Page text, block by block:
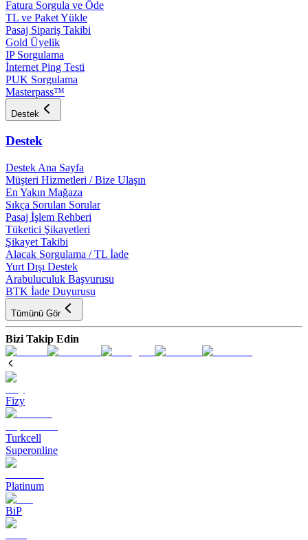
Fatura Sorgula ve Öde
TL ve Paket Yükle
Pasaj Sipariş Takibi
Gold Üyelik
IP Sorgulama
İnternet Ping Testi
PUK Sorgulama
Masterpass™
Destek
Destek
Destek Ana Sayfa
Müşteri Hizmetleri / Bize Ulaşın
En Yakın Mağaza
Sıkça Sorulan Sorular
Pasaj İşlem Rehberi
Tüketici Şikayetleri
Şikayet Takibi
Alacak Sorgulama / TL İade
Yurt Dışı Destek
Arabuluculuk Başvurusu
BTK İade Duyurusu
Tümünü Gör
Bizi Takip Edin
Fizy
Turkcell
Superonline
Platinum
BiP